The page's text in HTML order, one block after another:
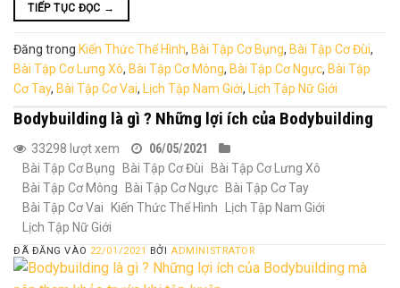
TIẾP TỤC ĐỌC →
Đăng trong Kiến Thức Thể Hình, Bài Tập Cơ Bụng, Bài Tập Cơ Đùi,
Bài Tập Cơ Lưng Xô, Bài Tập Cơ Mông, Bài Tập Cơ Ngực, Bài Tập
Cơ Tay, Bài Tập Cơ Vai, Lịch Tập Nam Giới, Lịch Tập Nữ Giới
Bodybuilding là gì ? Những lợi ích của Bodybuilding
33298 lượt xem
06/05/2021
Bài Tập Cơ Bụng
Bài Tập Cơ Đùi
Bài Tập Cơ Lưng Xô
Bài Tập Cơ Mông
Bài Tập Cơ Ngực
Bài Tập Cơ Tay
Bài Tập Cơ Vai
Kiến Thức Thể Hình
Lịch Tập Nam Giới
Lịch Tập Nữ Giới
ĐÃ ĐĂNG VÀO 22/01/2021 BỞIADMINISTRATOR